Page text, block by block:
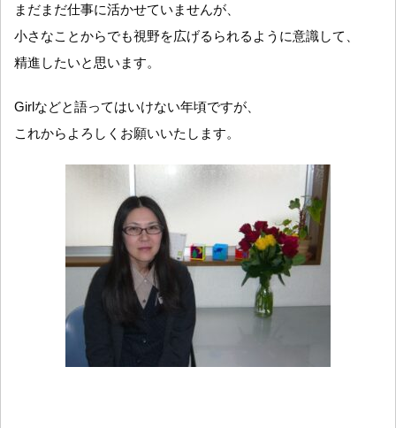
まだまだ仕事に活かせていませんが、
小さなことからでも視野を広げるられるように意識して、
精進したいと思います。
Girlなどと語ってはいけない年頃ですが、
これからよろしくお願いいたします。